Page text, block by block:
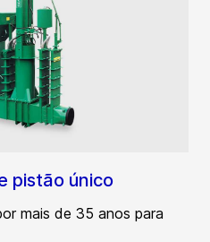
pistão único
mais de 35 anos para